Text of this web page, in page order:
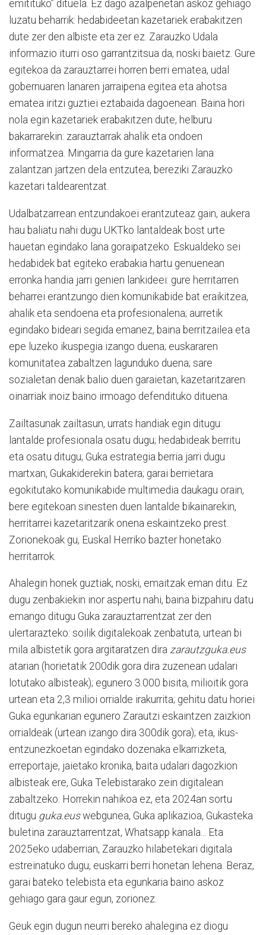
emitituko” dituela. Ez dago azalpenetan askoz gehiago
luzatu beharrik: hedabideetan kazetariek erabakitzen
dute zer den albiste eta zer ez. Zarauzko Udala
informazio iturri oso garrantzitsua da, noski baietz. Gure
egitekoa da zarauztarrei horren berri ematea, udal
gobernuaren lanaren jarraipena egitea eta ahotsa
ematea iritzi guztiei eztabaida dagoenean. Baina hori
nola egin kazetariek erabakitzen dute, helburu
bakarrarekin: zarauztarrak ahalik eta ondoen
informatzea. Mingarria da gure kazetarien lana
zalantzan jartzen dela entzutea, bereziki Zarauzko
kazetari taldearentzat.
Udalbatzarrean entzundakoei erantzuteaz gain, aukera
hau baliatu nahi dugu UKTko lantaldeak bost urte
hauetan egindako lana goraipatzeko. Eskualdeko sei
hedabidek bat egiteko erabakia hartu genuenean
erronka handia jarri genien lankideei: gure herritarren
beharrei erantzungo dien komunikabide bat eraikitzea,
ahalik eta sendoena eta profesionalena; aurretik
egindako bideari segida emanez, baina berritzailea eta
epe luzeko ikuspegia izango duena; euskararen
komunitatea zabaltzen lagunduko duena; sare
sozialetan denak balio duen garaietan, kazetaritzaren
oinarriak inoiz baino irmoago defendituko dituena.
Zailtasunak zailtasun, urrats handiak egin ditugu:
lantalde profesionala osatu dugu; hedabideak berritu
eta osatu ditugu; Guka estrategia berria jarri dugu
martxan, Gukakiderekin batera; garai berrietara
egokitutako komunikabide multimedia daukagu orain,
bere egitekoan sinesten duen lantalde bikainarekin,
herritarrei kazetaritzarik onena eskaintzeko prest.
Zorionekoak gu, Euskal Herriko bazter honetako
herritarrok.
Ahalegin honek guztiak, noski, emaitzak eman ditu. Ez
dugu zenbakiekin inor aspertu nahi, baina bizpahiru datu
emango ditugu Guka zarauztarrentzat zer den
ulertarazteko: soilik digitalekoak zenbatuta, urtean bi
mila albistetik gora argitaratzen dira zarautzguka.eus
atarian (horietatik 200dik gora dira zuzenean udalari
lotutako albisteak); egunero 3.000 bisita, milioitik gora
urtean eta 2,3 milioi orrialde irakurrita; gehitu datu horiei
Guka egunkarian egunero Zarautzi eskaintzen zaizkion
orrialdeak (urtean izango dira 300dik gora); eta, ikus-
entzunezkoetan egindako dozenaka elkarrizketa,
erreportaje, jaietako kronika, baita udalari dagozkion
albisteak ere, Guka Telebistarako zein digitalean
zabaltzeko. Horrekin nahikoa ez, eta 2024an sortu
ditugu guka.euswebgunea, Guka aplikazioa, Gukasteka
buletina zarauztarrentzat, Whatsapp kanala... Eta
2025eko udaberrian, Zarauzko hilabetekari digitala
estreinatuko dugu, euskarri berri honetan lehena. Beraz,
garai bateko telebista eta egunkaria baino askoz
gehiago gara gaur egun, zorionez.
Geuk egin dugun neurri bereko ahalegina ez diogu